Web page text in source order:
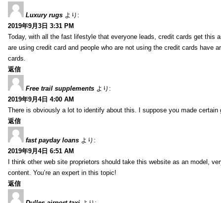
Luxury rugs より:
2019年9月3日 3:31 PM
Today, with all the fast lifestyle that everyone leads, credit cards get this
are using credit card and people who are not using the credit cards have
cards.
返信
Free trail supplements より:
2019年9月4日 4:00 AM
There is obviously a lot to identify about this. I suppose you made certain
返信
fast payday loans より:
2019年9月4日 6:51 AM
I think other web site proprietors should take this website as an model,
content. You’re an expert in this topic!
返信